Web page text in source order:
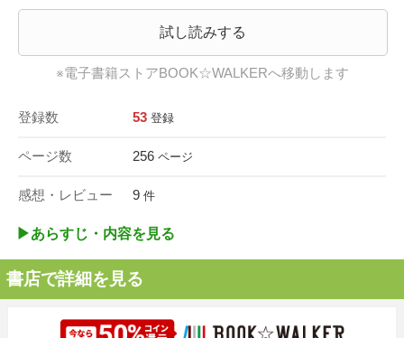
試し読みする
※電子書籍ストアBOOK☆WALKERへ移動します
登録数 53 登録
ページ数 256 ページ
感想・レビュー 9 件
▶︎あらすじ・内容を見る
書店で詳細を見る